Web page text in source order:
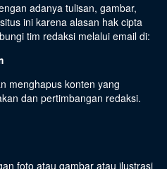
adanya tulisan, gambar,
ini karena alasan hak cipta
tim redaksi melalui email di:
menghapus konten yang
dan pertimbangan redaksi.
foto atau gambar atau ilustrasi